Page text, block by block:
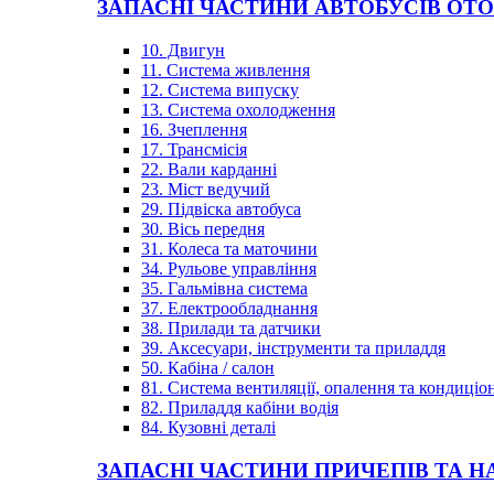
ЗАПАСНІ ЧАСТИНИ АВТОБУСІВ
10. Двигун
11. Система живлення
12. Система випуску
13. Система охолодження
16. Зчеплення
17. Трансмісія
22. Вали карданні
23. Міст ведучий
29. Підвіска автобуса
30. Вісь передня
31. Колеса та маточини
34. Рульове управління
35. Гальмівна система
37. Електрообладнання
38. Прилади та датчики
39. Аксесуари, інструменти та приладдя
50. Кабіна / салон
81. Система вентиляції, опалення та
82. Приладдя кабіни водія
84. Кузовні деталі
ЗАПАСНІ ЧАСТИНИ ПРИЧЕПІВ ТА